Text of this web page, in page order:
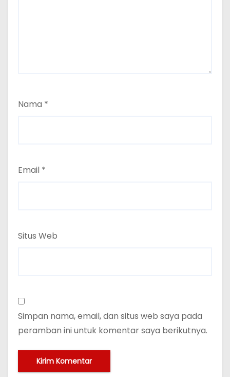
Nama *
Email *
Situs Web
Simpan nama, email, dan situs web saya pada
peramban ini untuk komentar saya berikutnya.